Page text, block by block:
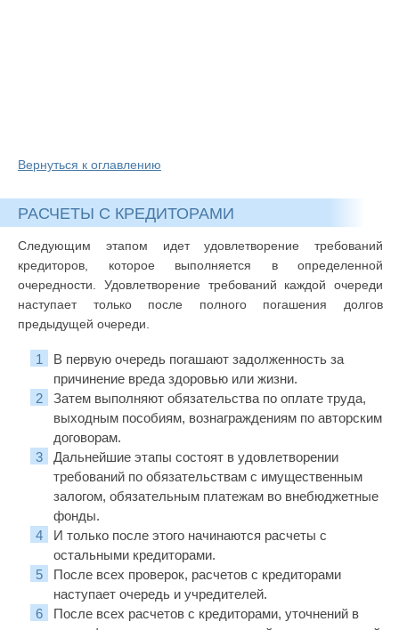
Вернуться к оглавлению
РАСЧЕТЫ С КРЕДИТОРАМИ
Следующим этапом идет удовлетворение требований
кредиторов, которое выполняется в определенной
очередности. Удовлетворение требований каждой очереди
наступает только после полного погашения долгов
предыдущей очереди.
В первую очередь погашают задолженность за
причинение вреда здоровью или жизни.
Затем выполняют обязательства по оплате труда,
выходным пособиям, вознаграждениям по авторским
договорам.
Дальнейшие этапы состоят в удовлетворении
требований по обязательствам с имущественным
залогом, обязательным платежам во внебюджетные
фонды.
И только после этого начинаются расчеты с
остальными кредиторами.
После всех проверок, расчетов с кредиторами
наступает очередь и учредителей.
После всех расчетов с кредиторами, уточнений в